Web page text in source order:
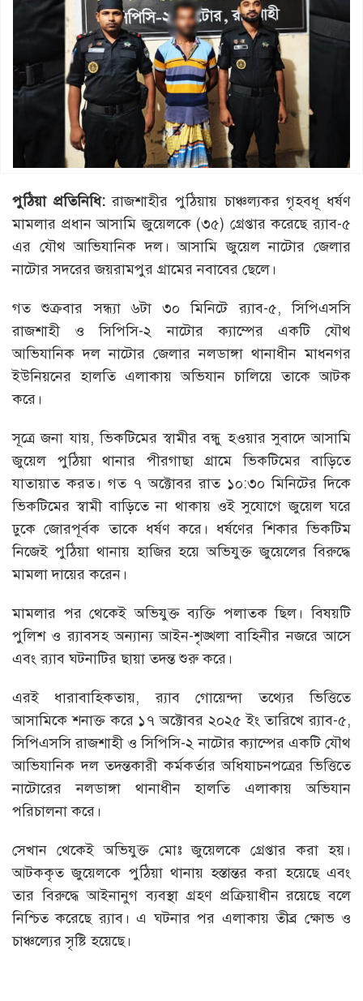
পুঠিয়া প্রতিনিধি:রাজশাহীর পুঠিয়ায় চাঞ্চল্যকর গৃহবধূ ধর্ষণ
মামলার প্রধান আসামি জুয়েলকে (৩৫) গ্রেপ্তার করেছে র‌্যাব-৫
এর যৌথ আভিযানিক দল। আসামি জুয়েল নাটোর জেলার
নাটোর সদরের জয়রামপুর গ্রামের নবাবের ছেলে।
গত শুক্রবার সন্ধ্যা ৬টা ৩০ মিনিটে র‌্যাব-৫, সিপিএসসি
রাজশাহী ও সিপিসি-২ নাটোর ক্যাম্পের একটি যৌথ
আভিযানিক দল নাটোর জেলার নলডাঙ্গা থানাধীন মাধনগর
ইউনিয়নের হালতি এলাকায় অভিযান চালিয়ে তাকে আটক
করে।
সূত্রে জনা যায়, ভিকটিমের স্বামীর বন্ধু হওয়ার সুবাদে আসামি
জুয়েল পুঠিয়া থানার পীরগাছা গ্রামে ভিকটিমের বাড়িতে
যাতায়াত করত। গত ৭ অক্টোবর রাত ১০:৩০ মিনিটের দিকে
ভিকটিমের স্বামী বাড়িতে না থাকায় ওই সুযোগে জুয়েল ঘরে
ঢুকে জোরপূর্বক তাকে ধর্ষণ করে। ধর্ষণের শিকার ভিকটিম
নিজেই পুঠিয়া থানায় হাজির হয়ে অভিযুক্ত জুয়েলের বিরুদ্ধে
মামলা দায়ের করেন।
মামলার পর থেকেই অভিযুক্ত ব্যক্তি পলাতক ছিল। বিষয়টি
পুলিশ ও র‌্যাবসহ অন্যান্য আইন-শৃঙ্খলা বাহিনীর নজরে আসে
এবং র‌্যাব ঘটনাটির ছায়া তদন্ত শুরু করে।
এরই ধারাবাহিকতায়, র‌্যাব গোয়েন্দা তথ্যের ভিত্তিতে
আসামিকে শনাক্ত করে ১৭ অক্টোবর ২০২৫ ইং তারিখে র‌্যাব-৫,
সিপিএসসি রাজশাহী ও সিপিসি-২ নাটোর ক্যাম্পের একটি যৌথ
আভিযানিক দল তদন্তকারী কর্মকর্তার অধিযাচনপত্রের ভিত্তিতে
নাটোরের নলডাঙ্গা থানাধীন হালতি এলাকায় অভিযান
পরিচালনা করে।
সেখান থেকেই অভিযুক্ত মোঃ জুয়েলকে গ্রেপ্তার করা হয়।
আটককৃত জুয়েলকে পুঠিয়া থানায় হস্তান্তর করা হয়েছে এবং
তার বিরুদ্ধে আইনানুগ ব্যবস্থা গ্রহণ প্রক্রিয়াধীন রয়েছে বলে
নিশ্চিত করেছে র‌্যাব। এ ঘটনার পর এলাকায় তীব্র ক্ষোভ ও
চাঞ্চল্যের সৃষ্টি হয়েছে।